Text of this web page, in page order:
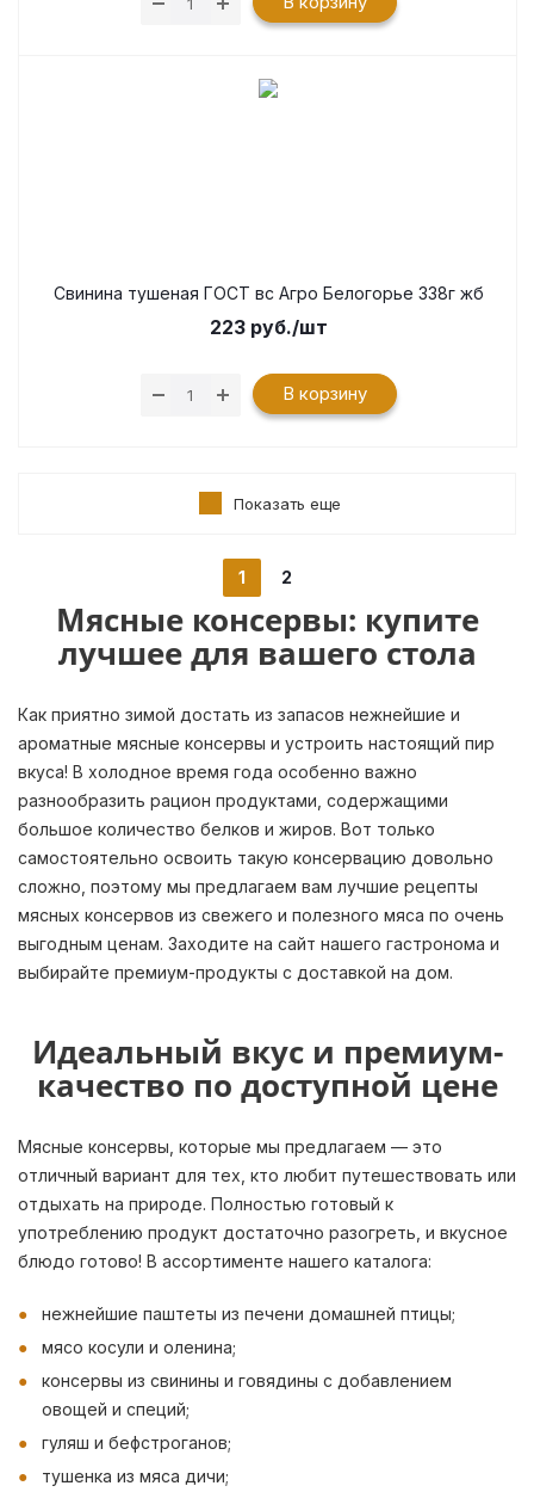
Свинина тушеная ГОСТ вс Агро Белогорье 338г жб
223руб./шт
В корзину
Показать еще
1 2
Мясные консервы: купите
лучшее для вашего стола
Как приятно зимой достать из запасов нежнейшие и
ароматные мясные консервы и устроить настоящий пир
вкуса! В холодное время года особенно важно
разнообразить рацион продуктами, содержащими
большое количество белков и жиров. Вот только
самостоятельно освоить такую консервацию довольно
сложно, поэтому мы предлагаем вам лучшие рецепты
мясных консервов из свежего и полезного мяса по очень
выгодным ценам. Заходите на сайт нашего гастронома и
выбирайте премиум-продукты с доставкой на дом.
Идеальный вкус и премиум-
качество по доступной цене
Мясные консервы, которые мы предлагаем — это
отличный вариант для тех, кто любит путешествовать или
отдыхать на природе. Полностью готовый к
употреблению продукт достаточно разогреть, и вкусное
блюдо готово! В ассортименте нашего каталога:
нежнейшие паштеты из печени домашней птицы;
мясо косули и оленина;
консервы из свинины и говядины с добавлением
овощей и специй;
гуляш и бефстроганов;
тушенка из мяса дичи;